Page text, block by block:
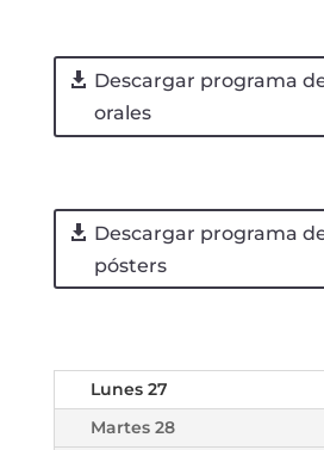
Descargar programa
orales
Descargar programa
pósters
Lunes 27
Martes 28